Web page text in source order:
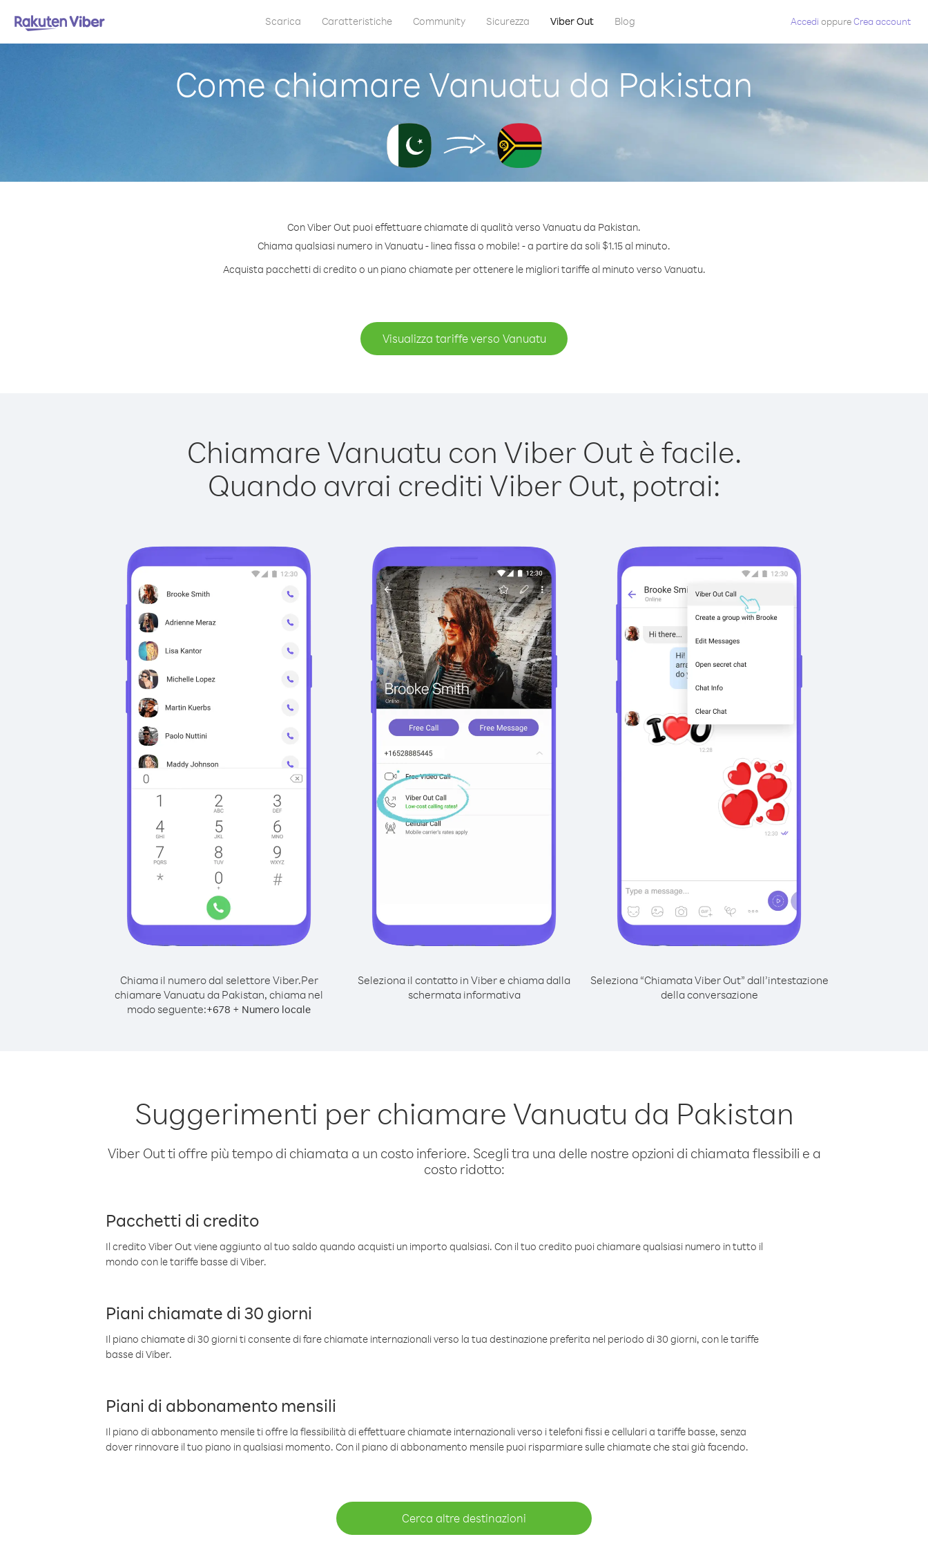
Scarica Caratteristiche Community Sicurezza Viber Out Blog Accedi oppureCrea account
Come chiamare Vanuatu da Pakistan
Con Viber Out puoi effettuare chiamate di qualità verso Vanuatu da Pakistan.
Chiama qualsiasi numero in Vanuatu - linea fissa o mobile! - a partire da soli $1.15 al minuto.
Acquista pacchetti di credito o un piano chiamate per ottenere le migliori tariffe al minuto verso Vanuatu.
Visualizza tariffe verso Vanuatu
Chiamare Vanuatu con Viber Out è facile.
Quando avrai crediti Viber Out, potrai:
Chiama il numero dal selettore Viber.Per
chiamare Vanuatu da Pakistan, chiama nel
modo seguente:+678 + Numero locale
Seleziona il contatto in Viber e chiama dalla
schermata informativa
Seleziona “Chiamata Viber Out” dall’intestazione
della conversazione
Suggerimenti per chiamare Vanuatu da Pakistan
Viber Out ti offre più tempo di chiamata a un costo inferiore. Scegli tra una delle nostre opzioni di chiamata flessibili e a
costo ridotto:
Pacchetti di credito
Il credito Viber Out viene aggiunto al tuo saldo quando acquisti un importo qualsiasi. Con il tuo credito puoi chiamare qualsiasi numero in tutto il
mondo con le tariffe basse di Viber.
Piani chiamate di 30 giorni
Il piano chiamate di 30 giorni ti consente di fare chiamate internazionali verso la tua destinazione preferita nel periodo di 30 giorni, con le tariffe
basse di Viber.
Piani di abbonamento mensili
Il piano di abbonamento mensile ti offre la flessibilità di effettuare chiamate internazionali verso i telefoni fissi e cellulari a tariffe basse, senza
dover rinnovare il tuo piano in qualsiasi momento. Con il piano di abbonamento mensile puoi risparmiare sulle chiamate che stai già facendo.
Cerca altre destinazioni